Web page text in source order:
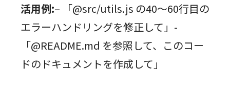
活用例:– 「@src/utils.js の40〜60行目の
エラーハンドリングを修正して」-
「@README.md を参照して、このコー
ドのドキュメントを作成して」